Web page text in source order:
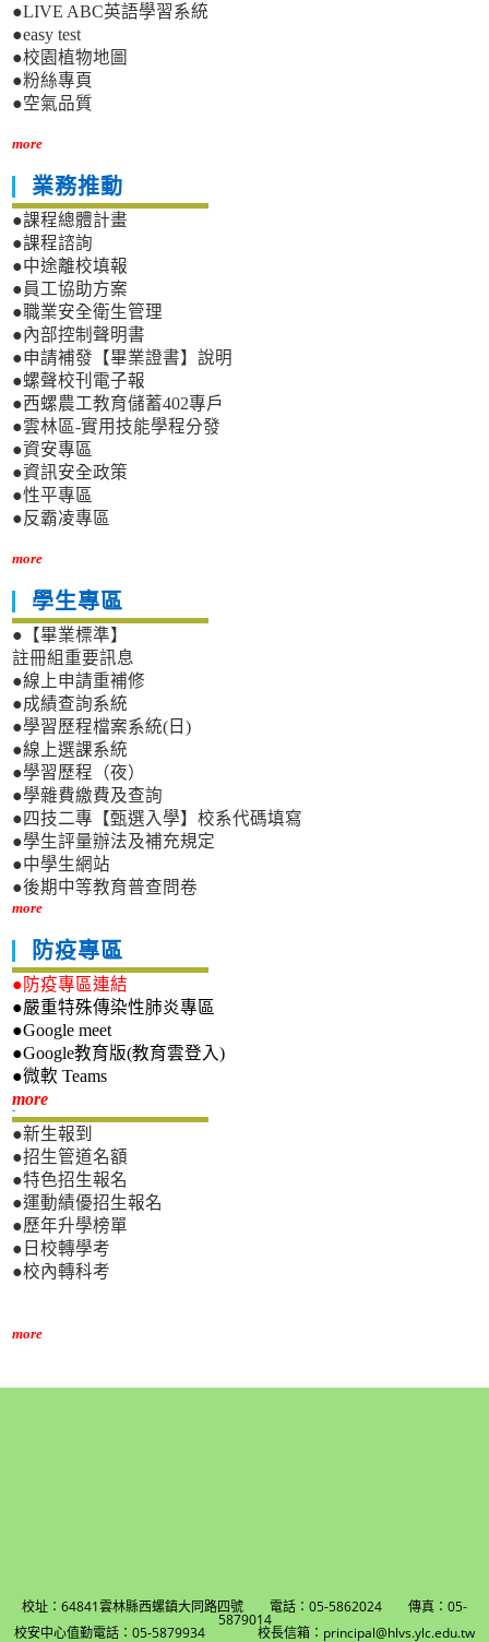
●LIVE ABC英語學習系統
●easy test
●校園植物地圖
●粉絲專頁
●空氣品質
more
業務推動
●課程總體計畫
●課程諮詢
●中途離校填報
●員工協助方案
●職業安全衛生管理
●內部控制聲明書
●申請補發【畢業證書】說明
●螺聲校刊電子報
●西螺農工教育儲蓄402專戶
●雲林區-實用技能學程分發
●資安專區
●資訊安全政策
●性平專區
●反霸凌專區
more
學生專區
●【畢業標準】
註冊組重要訊息
●線上申請重補修
●成績查詢系統
●學習歷程檔案系統(日)
●線上選課系統
●學習歷程（夜）
●學雜費繳費及查詢
●四技二專【甄選入學】校系代碼填寫
●學生評量辦法及補充規定
●中學生網站
●後期中等教育普查問卷
more
防疫專區
●防疫專區連結
●嚴重特殊傳染性肺炎專區
●Google meet
●Google教育版(教育雲登入)
●微軟 Teams
more新生專區
●新生報到
●招生管道名額
●特色招生報名
●運動績優招生報名
●歷年升學榜單
●日校轉學考
●校內轉科考
more
校址：64841雲林縣西螺鎮大同路四號 電話：05-5862024 傳真：05-
5879014
校安中心值勤電話：05-5879934 校長信箱：principal@hlvs.ylc.edu.tw